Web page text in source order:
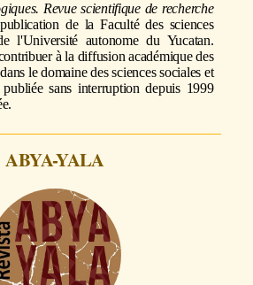
Revue scientifique de recherche
de la Faculté des sciences
l'Université autonome du Yucatan.
à la diffusion académique des
le domaine des sciences sociales et
sans interruption depuis 1999
ABYA-YALA